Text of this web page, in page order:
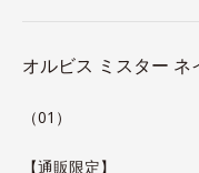
オルビス ミスター
（01）
【通販限定】